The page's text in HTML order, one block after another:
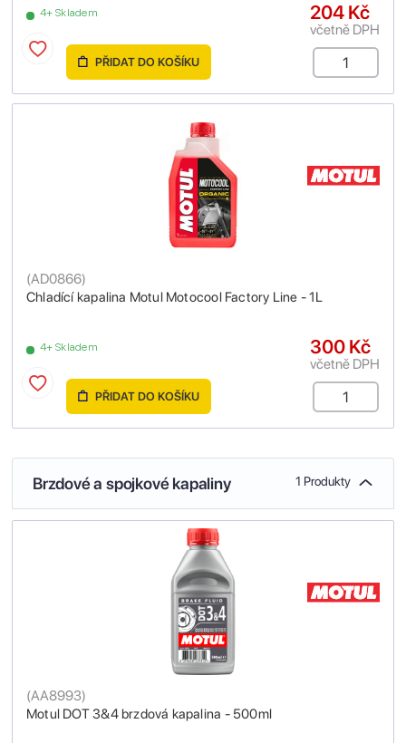
4+ Skladem 204 Kč
včetně DPH
PŘIDAT DO KOŠÍKU
Chladící kapalina Motul Motocool Factory Line - 1L
(AD0866)
4+ Skladem 300 Kč
včetně DPH
PŘIDAT DO KOŠÍKU
Brzdové a spojkové kapaliny 1 Produkty
Motul DOT 3&4 brzdová kapalina - 500ml
(AA8993)